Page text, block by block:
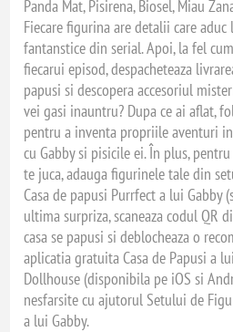
Panda Mat, Pisirena, Biosel, Miau
Fiecare figurina are detalii care
fantanstice din serial. Apoi, la fel
fiecarui episod, despacheteaza
papusi si descopera accesoriul
vei gasi inauntru? Dupa ce ai aflat,
pentru a inventa propriile aventuri
cu Gabby si pisicile ei. În plus,
te juca, adauga figurinele tale din
Casa de papusi Purrfect a lui Gabby
ultima surpriza, scaneaza codul
casa se papusi si deblocheaza o
aplicatia gratuita Casa de Papusi a
Dollhouse (disponibila pe iOS si
nesfarsite cu ajutorul Setului de
a lui Gabby.